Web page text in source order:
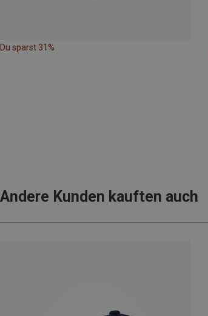
Du sparst 31%
Andere Kunden kauften auch